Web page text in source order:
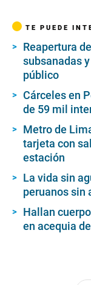
TE PUEDE
Reapertura
subsanadas
público
Cárceles en
de 59 mil
Metro de
tarjeta con
estación
La vida sin
peruanos sin
Hallan
en acequia